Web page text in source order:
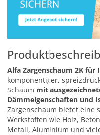
Alfa Zargenschaum 2K für
komponentiger,
Schaum mit
Dämmeigenschaften und
Zargenschaum bietet eine
Werkstoffen wie Holz,
Metall, Aluminium und